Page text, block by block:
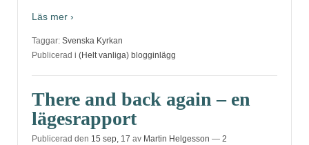
Läs mer ›
Taggar: Svenska Kyrkan
Publicerad i (Helt vanliga) blogginlägg
There and back again – en
lägesrapport
Publicerad den 15 sep, 17 av Martin Helgesson — 2